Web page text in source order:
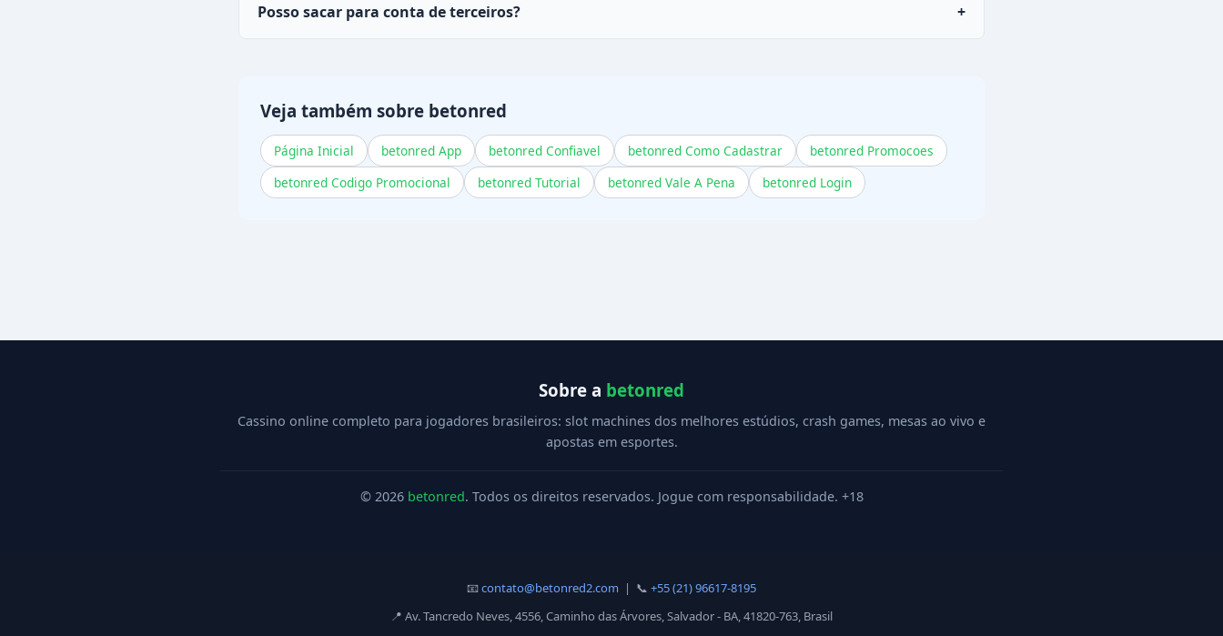
Posso sacar para conta de terceiros?
+
Veja também sobre betonred
Página Inicial betonred App betonred Confiavel betonred Como Cadastrar
betonred Promocoes
betonred Codigo Promocional
betonred Tutorial betonred Vale A Pena betonred Login
Sobre a betonred
Cassino online completo para jogadores brasileiros: slot machines dos melhores estúdios, crash games, mesas ao vivo e
apostas em esportes.
© 2026 betonred. Todos os direitos reservados. Jogue com responsabilidade. +18
📧contato@betonred2.com | 📞 +55 (21) 96617-8195
📍 Av. Tancredo Neves, 4556, Caminho das Árvores, Salvador - BA, 41820-763, Brasil